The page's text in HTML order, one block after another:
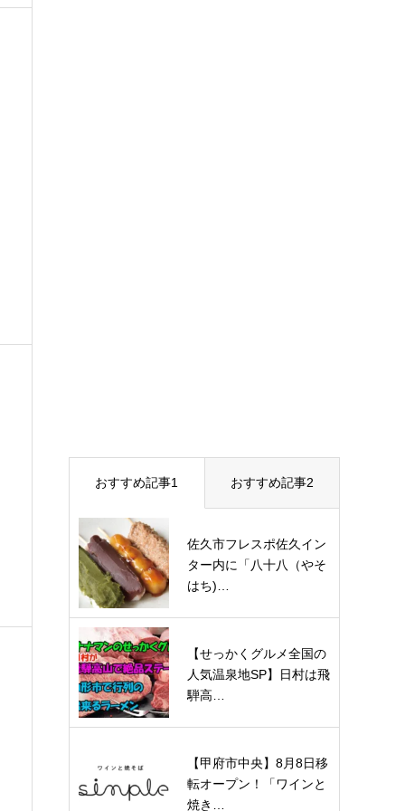
おすすめ記事1 おすすめ記事2
佐久市フレスポ佐久イン
ター内に「八十八（やそ
はち)…
【せっかくグルメ全国の
人気温泉地SP】日村は飛
騨高…
【甲府市中央】8月8日移
転オープン！「ワインと
焼き…